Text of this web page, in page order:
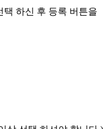
택 하신 후 등록 버튼을